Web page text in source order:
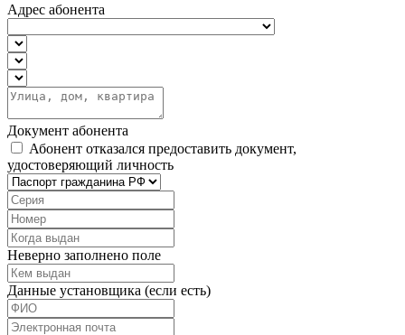
Адрес абонента
Документ абонента
Абонент отказался предоставить документ,
удостоверяющий личность
Неверно заполнено поле
Данные установщика (если есть)